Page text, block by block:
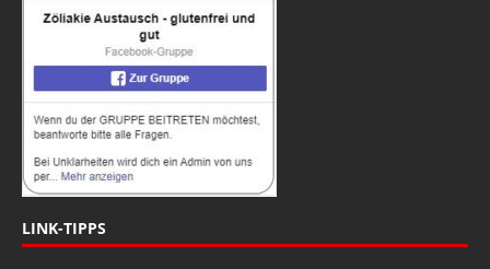
LINK-TIPPS